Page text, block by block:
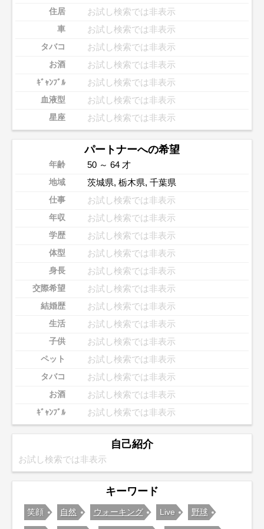
住居 お試し検索では非表示
車 お試し検索では非表示
タバコ お試し検索では非表示
お酒 お試し検索では非表示
ｷﾞｬﾝﾌﾞﾙ お試し検索では非表示
血液型 お試し検索では非表示
星座 お試し検索では非表示
パートナーへの希望
年齢 50 ～ 64 才
地域 茨城県, 栃木県, 千葉県
仕事 お試し検索では非表示
年収 お試し検索では非表示
学歴 お試し検索では非表示
体型 お試し検索では非表示
身長 お試し検索では非表示
交際希望 お試し検索では非表示
結婚歴 お試し検索では非表示
生活 お試し検索では非表示
子供 お試し検索では非表示
ペット お試し検索では非表示
タバコ お試し検索では非表示
お酒 お試し検索では非表示
ｷﾞｬﾝﾌﾞﾙ お試し検索では非表示
自己紹介
お試し検索では非表示
キーワード
笑顔 自然 ウォーキング Live 野球